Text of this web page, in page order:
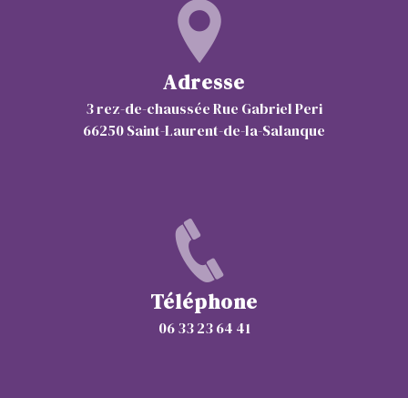
Adresse
3 rez-de-chaussée Rue Gabriel Peri
66250 Saint-Laurent-de-la-Salanque
Téléphone
06 33 23 64 41